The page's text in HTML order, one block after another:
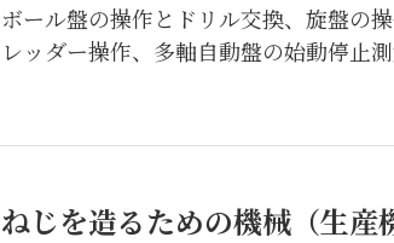
ボール盤の操作とドリル交換、旋盤の
レッダー操作、多軸自動盤の始動停止
ねじを造るための機械（生産